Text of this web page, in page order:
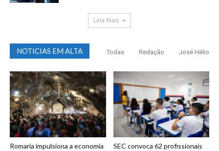
Leia Mais
NOTICIAS EM ALTA Todas Redação José Hélio
Romaria impulsiona a economia
SEC convoca 62 profissionais